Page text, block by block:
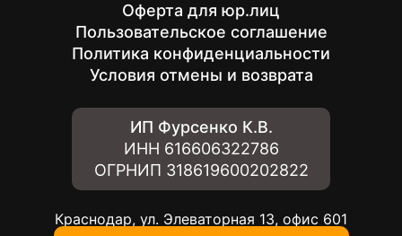
Оферта для юр.лиц
Пользовательское соглашение
Политика конфиденциальности
Условия отмены и возврата
ИП Фурсенко К.В.
ИНН 616606322786
ОГРНИП 318619600202822
Краснодар, ул. Элеваторная 13, офис 601